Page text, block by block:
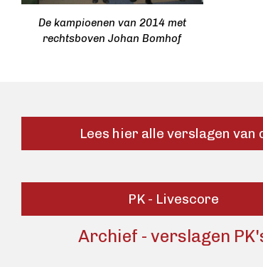
De kampioenen van 2014 met
rechtsboven Johan Bomhof
Lees hier alle verslagen van
PK - Livescore
Archief - verslagen